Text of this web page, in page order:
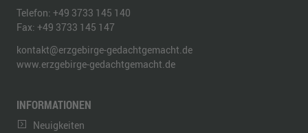
Telefon: +49 3733 145 140
Fax: +49 3733 145 147
kontakt@erzgebirge-gedachtgemacht.de
www.erzgebirge-gedachtgemacht.de
INFORMATIONEN
Neuigkeiten